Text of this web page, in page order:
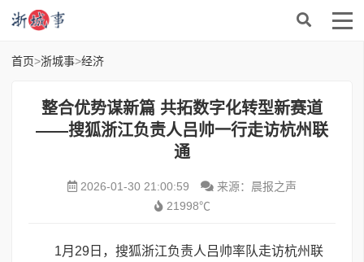
首页>浙城事>经济
整合优势谋新篇 共拓数字化转型新赛道
——搜狐浙江负责人吕帅一行走访杭州联
通
2026-01-30 21:00:59
来源：晨报之声
21998℃
1月29日，搜狐浙江负责人吕帅率队走访杭州联